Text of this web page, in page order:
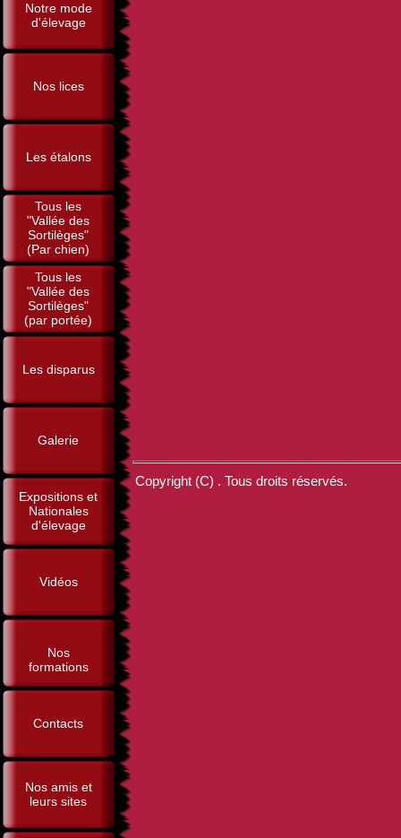
Notre mode
d'élevage
Nos lices
Les étalons
Tous les
"Vallée des
Sortilèges"
(Par chien)
Tous les
"Vallée des
Sortilèges"
(par portée)
Les disparus
Galerie
Expositions et
Nationales
d'élevage
Vidéos
Nos
formations
Contacts
Nos amis et
leurs sites
Copyright (C) . Tous droits réservés.